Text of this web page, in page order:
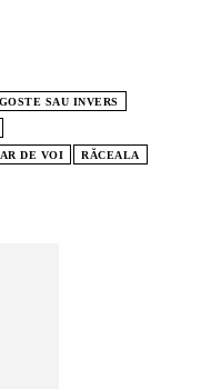
SAU INVERS
DE VOI RĂCEALA